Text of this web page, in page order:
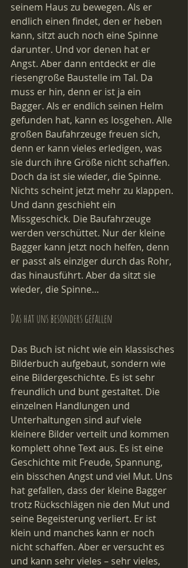
seinem Haus zu bewegen. Als er
endlich einen findet, den er heben
kann, sitzt auch noch eine Spinne
darunter. Und vor denen hat er
Angst. Aber dann entdeckt er die
riesengroße Baustelle im Tal. Da
muss er hin, denn er ist ja ein
Bagger. Als er endlich seinen Helm
gefunden hat, kann es losgehen. Alle
großen Baufahrzeuge freuen sich,
denn er kann vieles erledigen, was
sie durch ihre Größe nicht schaffen.
Doch da ist sie wieder, die Spinne.
Nichts scheint jetzt mehr zu klappen.
Und dann geschieht ein
Missgeschick. Die Baufahrzeuge
werden verschüttet. Nur der kleine
Bagger kann jetzt noch helfen, denn
er passt als einziger durch das Rohr,
das hinausführt. Aber da sitzt sie
wieder, die Spinne…
Das hat uns besonders gefallen
Das Buch ist nicht wie ein klassisches
Bilderbuch aufgebaut, sondern wie
eine Bildergeschichte. Es ist sehr
freundlich und bunt gestaltet. Die
einzelnen Handlungen und
Unterhaltungen sind auf viele
kleinere Bilder verteilt und kommen
komplett ohne Text aus. Es ist eine
Geschichte mit Freude, Spannung,
ein bisschen Angst und viel Mut. Uns
hat gefallen, dass der kleine Bagger
trotz Rückschlägen nie den Mut und
seine Begeisterung verliert. Er ist
klein und manches kann er noch
nicht schaffen. Aber er versucht es
und kann sehr vieles – sehr vieles,